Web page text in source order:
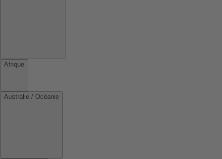
Afrique
Australie / Océanie